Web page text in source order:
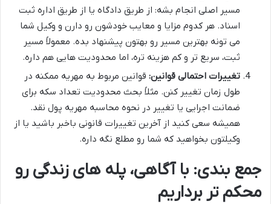
مسیر اصلی انجام بشه: از طریق دادگاه یا از طریق اداره ثبت
اسناد. هر کدوم مزایا و معایب خودشون رو دارن و وکیل شما
می تونه بهترین مسیر رو بهتون پیشنهاد بده. معمولاً مسیر
ثبت، سریع تر و کم هزینه تره، اما محدودیت هایی هم داره.
تغییرات احتمالی قوانین: قوانین مربوط به مهریه ممکنه در
طول زمان تغییر کنن. مثلاً بحث محدودیت تعداد سکه برای
ضمانت اجرایی یا تغییر در نحوه محاسبه مهریه پول نقد.
همیشه سعی کنید از آخرین تغییرات قانونی باخبر باشید یا از
وکیلتون بخواهید که شما رو مطلع نگه داره.
جمع بندی: با آگاهی، پله های زندگی رو
محکم تر برداریم